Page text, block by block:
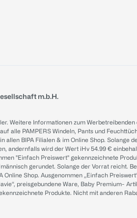
m.b.H.
Weitere Informationen zum
alle PAMPERS Windeln, Pants und
allen BIPA Filialen & im Online Shop.
andernfalls wird der Wert iHv 54.99 €
"Einfach Preiswert" gekennzeichnete
gerundet. Solange der Vorrat reicht.
Online Shop. Ausgenommen „Einfach
preisgebundene Ware, Baby Premium-
Produkte. Nicht mit anderen